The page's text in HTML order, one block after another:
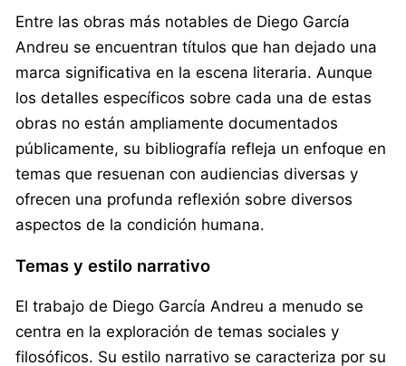
Entre las obras más notables de Diego García
Andreu se encuentran títulos que han dejado una
marca significativa en la escena literaria. Aunque
los detalles específicos sobre cada una de estas
obras no están ampliamente documentados
públicamente, su bibliografía refleja un enfoque en
temas que resuenan con audiencias diversas y
ofrecen una profunda reflexión sobre diversos
aspectos de la condición humana.
Temas y estilo narrativo
El trabajo de Diego García Andreu a menudo se
centra en la exploración de temas sociales y
filosóficos. Su estilo narrativo se caracteriza por su